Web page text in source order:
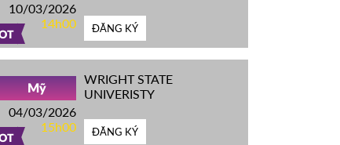
10/03/2026
14h00
ĐĂNG KÝ
Mỹ
04/03/2026
15h00
WRIGHT STATE
UNIVERISTY
ĐĂNG KÝ